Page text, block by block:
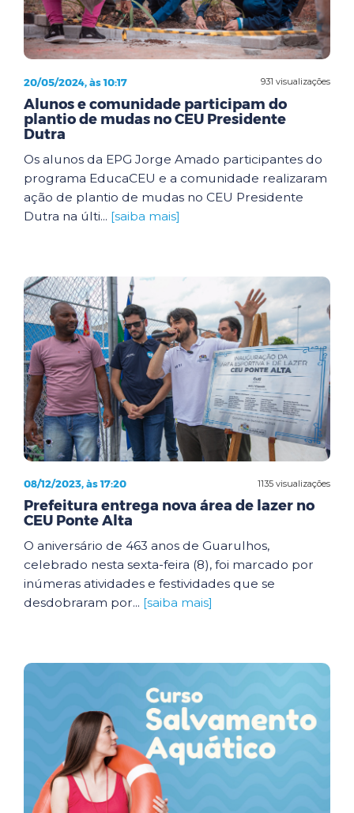
931 visualizações
20/05/2024, às 10:17
Alunos e comunidade participam do
plantio de mudas no CEU Presidente
Dutra
Os alunos da EPG Jorge Amado participantes do
programa EducaCEU e a comunidade realizaram
ação de plantio de mudas no CEU Presidente
Dutra na últi... [saiba mais]
1135 visualizações
08/12/2023, às 17:20
Prefeitura entrega nova área de lazer no
CEU Ponte Alta
O aniversário de 463 anos de Guarulhos,
celebrado nesta sexta-feira (8), foi marcado por
inúmeras atividades e festividades que se
desdobraram por... [saiba mais]